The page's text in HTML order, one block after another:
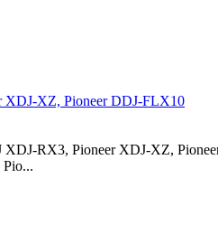
XDJ-XZ, Pioneer DDJ-FLX10
RX3, Pioneer XDJ-XZ,